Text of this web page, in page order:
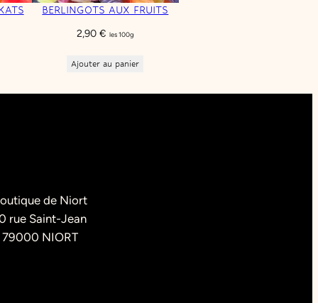
BERLINGOTS AUX FRUITS
2,90€ les 100g
Ajouter au panier
de Niort
rue Saint-Jean
79000 NIORT